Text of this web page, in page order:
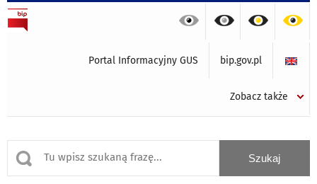
Portal Informacyjny GUS bip.gov.pl
Zobacz także